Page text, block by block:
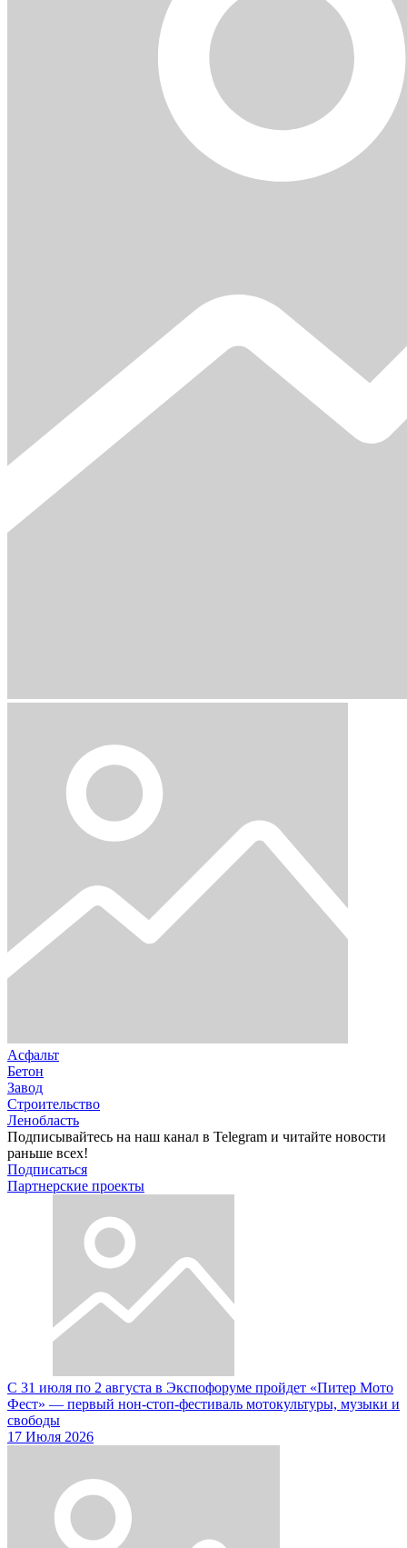
Асфальт
Бетон
Завод
Строительство
Ленобласть
Подписывайтесь на наш канал в Telegram и читайте новости
раньше всех!
Подписаться
Партнерские проекты
С 31 июля по 2 августа в Экспофоруме пройдет «Питер Мото
Фест» — первый нон-стоп-фестиваль мотокультуры, музыки и
свободы
17 Июля 2026